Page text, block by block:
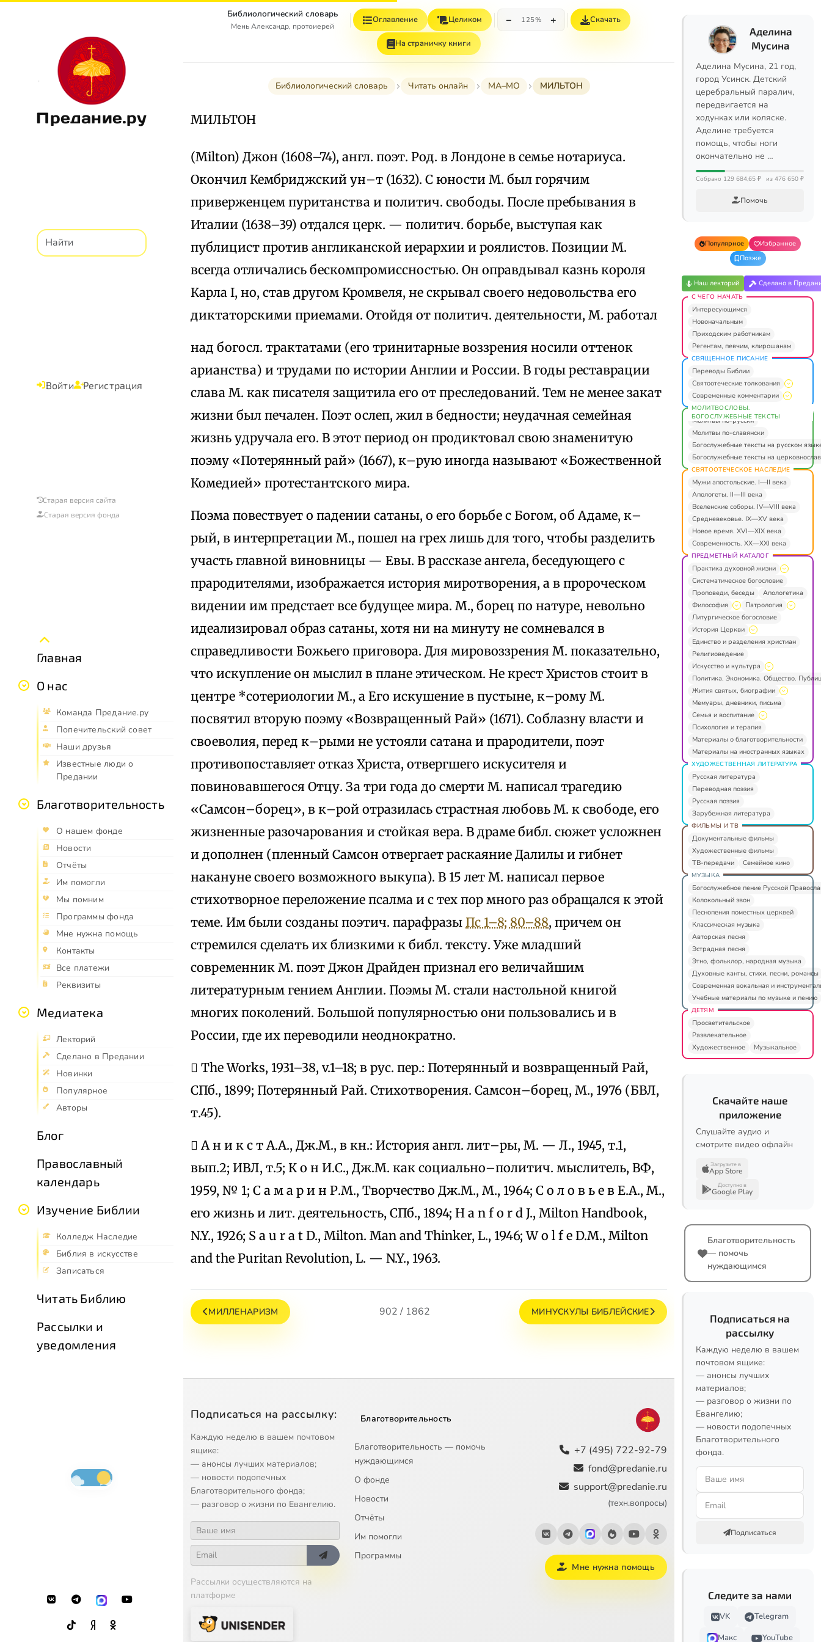
Предание.ру
Войти Регистрация
Старая версия сайта
Старая версия фонда
Главная
О нас
Команда Предание.ру
Попечительский совет
Наши друзья
Известные люди о
Предании
Благотворительность
О нашем фонде
Новости
Отчёты
Им помогли
Мы помним
Программы фонда
Мне нужна помощь
Контакты
Все платежи
Реквизиты
Медиатека
Лекторий
Сделано в Предании
Новинки
Популярное
Авторы
Блог
Православный
календарь
Изучение Библии
Колледж Наследие
Библия в искусстве
Записаться
Читать Библию
Рассылки и
уведомления
Библиологический словарь
Мень Александр, протоиерей
Оглавление Целиком − 125% + Скачать
На страничку книги
Библиологический словарь Читать онлайн МА–МО МИЛЬТОН
МИЛЬТОН
(Milton) Джон (1608–74), англ. поэт. Род. в Лондоне в семье нотариуса.
Окончил Кембриджский ун–т (1632). С юности М. был горячим
приверженцем пуританства и политич. свободы. После пребывания в
Италии (1638–39) отдался церк. — политич. борьбе, выступая как
публицист против англиканской иерархии и роялистов. Позиции М.
всегда отличались бескомпромиссностью. Он оправдывал казнь короля
Карла I, но, став другом Кромвеля, не скрывал своего недовольства его
диктаторскими приемами. Отойдя от политич. деятельности, М. работал
над богосл. трактатами (его тринитарные воззрения носили оттенок
арианства) и трудами по истории Англии и России. В годы реставрации
слава М. как писателя защитила его от преследований. Тем не менее закат
жизни был печален. Поэт ослеп, жил в бедности; неудачная семейная
жизнь удручала его. В этот период он продиктовал свою знаменитую
поэму «Потерянный рай» (1667), к–рую иногда называют «Божественной
Комедией» протестантского мира.
Поэма повествует о падении сатаны, о его борьбе с Богом, об Адаме, к–
рый, в интерпретации М., пошел на грех лишь для того, чтобы разделить
участь главной виновницы — Евы. В рассказе ангела, беседующего с
прародителями, изображается история миротворения, а в пророческом
видении им предстает все будущее мира. М., борец по натуре, невольно
идеализировал образ сатаны, хотя ни на минуту не сомневался в
справедливости Божьего приговора. Для мировоззрения М. показательно,
что искупление он мыслил в плане этическом. Не крест Христов стоит в
центре *сотериологии М., а Его искушение в пустыне, к–рому М.
посвятил вторую поэму «Возвращенный Рай» (1671). Соблазну власти и
своеволия, перед к–рыми не устояли сатана и прародители, поэт
противопоставляет отказ Христа, отвергшего искусителя и
повиновавшегося Отцу. За три года до смерти М. написал трагедию
«Самсон–борец», в к–рой отразилась страстная любовь М. к свободе, его
жизненные разочарования и стойкая вера. В драме библ. сюжет усложнен
и дополнен (пленный Самсон отвергает раскаяние Далилы и гибнет
накануне своего возможного выкупа). В 15 лет М. написал первое
стихотворное переложение псалма и с тех пор много раз обращался к этой
теме. Им были созданы поэтич. парафразы Пс 1–8; 80–88, причем он
стремился сделать их близкими к библ. тексту. Уже младший
современник М. поэт Джон Драйден признал его величайшим
литературным гением Англии. Поэмы М. стали настольной книгой
многих поколений. Большой популярностью они пользовались и в
России, где их переводили неоднократно.
 The Works, 1931–38, v.1–18; в рус. пер.: Потерянный и возвращенный Рай,
СПб., 1899; Потерянный Рай. Стихотворения. Самсон–борец, М., 1976 (БВЛ,
т.45).
 А н и к с т А.А., Дж.М., в кн.: История англ. лит–ры, М. — Л., 1945, т.1,
вып.2; ИВЛ, т.5; К о н И.С., Дж.М. как социально–политич. мыслитель, ВФ,
1959, № 1; С а м а р и н Р.М., Творчество Дж.М., М., 1964; С о л о в ь е в Е.А., М.,
его жизнь и лит. деятельность, СПб., 1894; H a n f o r d J., Milton Handbook,
N.Y., 1926; S a u r a t D., Milton. Man and Thinker, L., 1946; W o l f e D.M., Milton
and the Puritan Revolution, L. — N.Y., 1963.
МИЛЛЕНАРИЗМ 902 / 1862 МИНУСКУЛЫ БИБЛЕЙСКИЕ
Подписаться на рассылку:
Каждую неделю в вашем почтовом
ящике:
— анонсы лучших материалов;
— новости подопечных
Благотворительного фонда;
— разговор о жизни по Евангелию.
Рассылки осуществляются на
платформе
Благотворительность
Благотворительность — помочь
нуждающимся
О фонде
Новости
Отчёты
Им помогли
Программы
+7 (495) 722-92-79
fond@predanie.ru
support@predanie.ru
(техн.вопросы)
Мне нужна помощь
Аделина
Мусина
Аделина Мусина, 21 год,
город Усинск. Детский
церебральный паралич,
передвигается на
ходунках или коляске.
Аделине требуется
помощь, чтобы ноги
окончательно не …
Собрано 129 684,65 ₽ из 476 650 ₽
Помочь
Популярное
Избранное
Позже
Наш лекторий Сделано в
С ЧЕГО НАЧАТЬ
Интересующимся
Новоначальным
Приходским работникам
Регентам, певчим, клирошанам
СВЯЩЕННОЕ ПИСАНИЕ
Переводы Библии
Святоотеческие толкования
Современные комментарии
МОЛИТВОСЛОВЫ.
БОГОСЛУЖЕБНЫЕ ТЕКСТЫ
Молитвы по-русски
Молитвы по-славянски
Богослужебные тексты на русском
Богослужебные тексты на
СВЯТООТЕЧЕСКОЕ НАСЛЕДИЕ
Мужи апостольские. I—II века
Апологеты. II—III века
Вселенские соборы. IV—VIII века
Средневековье. IX—XV века
Новое время. XVI—XIX века
Современность. XX—XXI века
ПРЕДМЕТНЫЙ КАТАЛОГ
Практика духовной жизни
Систематическое богословие
Проповеди, беседы
Апологетика
Философия
Патрология
Литургическое богословие
История Церкви
Единство и разделения христиан
Религиоведение
Искусство и культура
Политика. Экономика. Общество.
Жития святых, биографии
Мемуары, дневники, письма
Семья и воспитание
Психология и терапия
Материалы о благотворительности
Материалы на иностранных языках
ХУДОЖЕСТВЕННАЯ ЛИТЕРАТУРА
Русская литература
Переводная поэзия
Русская поэзия
Зарубежная литература
ФИЛЬМЫ И ТВ
Документальные фильмы
Художественные фильмы
ТВ-передачи
Семейное кино
МУЗЫКА
Богослужебное пение Русской
Колокольный звон
Песнопения поместных церквей
Классическая музыка
Авторская песня
Эстрадная песня
Этно, фольклор, народная музыка
Духовные канты, стихи, песни, романсы
Современная вокальная и
Учебные материалы по музыке и пению
ДЕТЯМ
Просветительское
Развлекательное
Художественное
Музыкальное
Скачайте наше
приложение
Слушайте аудио и
смотрите видео офлайн
Загрузите в
App Store
Доступно в
Google Play
Благотворительность
— помочь
нуждающимся
Подписаться на
рассылку
Каждую неделю в вашем
почтовом ящике:
— анонсы лучших
материалов;
— разговор о жизни по
Евангелию;
— новости подопечных
Благотворительного
фонда.
Подписаться
Следите за нами
VK
Telegram
Макс
YouTube